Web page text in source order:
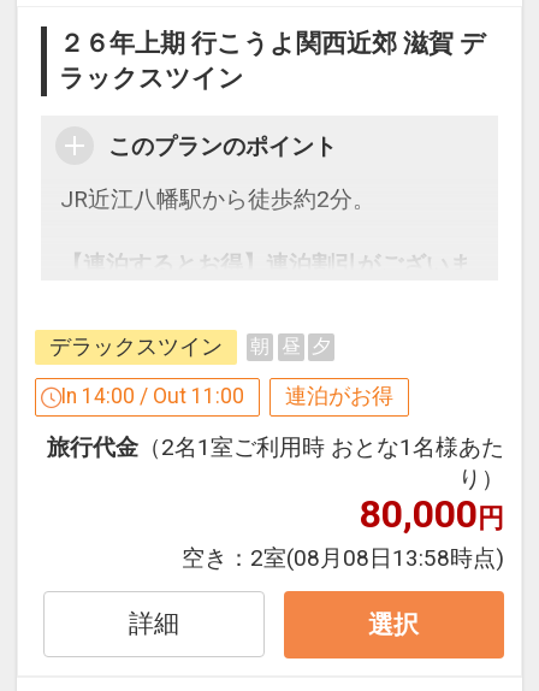
「食事なしプラン」と「朝食付プラン」
●「食事なしプラン」と「朝食付プラ
※ご覧のページがどちらかを
設定期間：2026年4月1日～2026年9月
30日
インターネットコース番号：DP-1-
２６年上期 行こうよ関西近郊 滋賀 デ
ラックスツイン
このプランのポイント
JR近江八幡駅から徒歩約2分。
【連泊するとお得】連泊割引がございま
連泊の場合、
1泊目より1泊につきおひとり様
円引
※割引適用後のご旅行代金は、カレンダ
「空室照会結果確認画面」でご確認くだ
※宿泊期間中すべての日において人数・
氏名・客室タイプ・食事条件・プラン同
一であることが割引適用の条件となりま
デラックスツイン 朝 昼 夕
In 14:00 / Out 11:00 連泊がお得
旅行代金 （2名1室ご利用時 おとな1名様あた
り）
80,000円
空き： 2室(08月08日13:58時点)
詳細 選択